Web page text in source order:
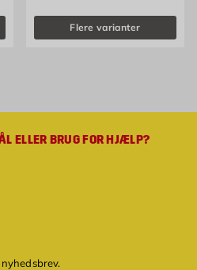
Flere varianter
ELLER BRUG FOR HJÆLP?